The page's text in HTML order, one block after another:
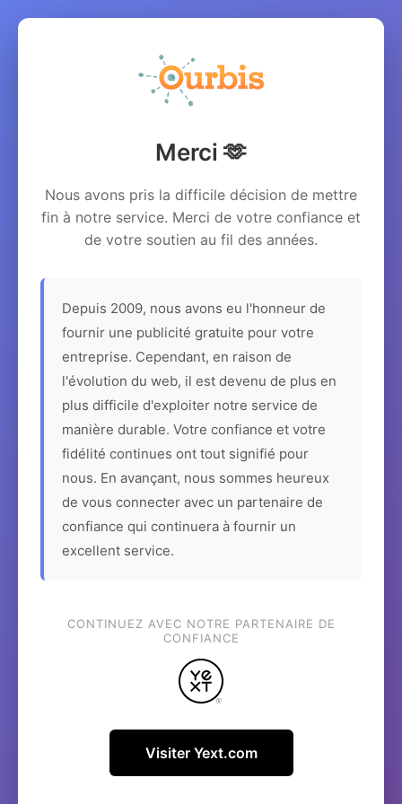
Merci 🫶
Nous avons pris la difficile décision de mettre
fin à notre service. Merci de votre confiance et
de votre soutien au fil des années.
Depuis 2009, nous avons eu l'honneur de
fournir une publicité gratuite pour votre
entreprise. Cependant, en raison de
l'évolution du web, il est devenu de plus en
plus difficile d'exploiter notre service de
manière durable. Votre confiance et votre
fidélité continues ont tout signifié pour
nous. En avançant, nous sommes heureux
de vous connecter avec un partenaire de
confiance qui continuera à fournir un
excellent service.
CONTINUEZ AVEC NOTRE PARTENAIRE DE
CONFIANCE
Visiter Yext.com